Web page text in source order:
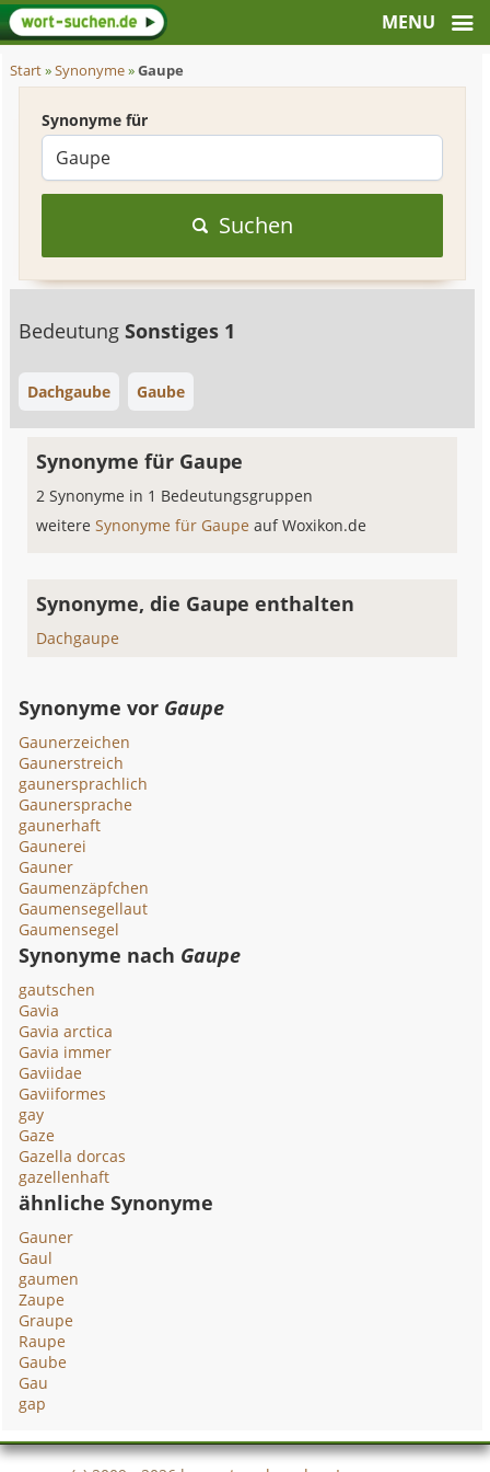
Start»Synonyme»Gaupe
Synonyme für
Suchen
BedeutungSonstiges 1
Dachgaube Gaube
Synonyme für Gaupe
2 Synonyme in 1 Bedeutungsgruppen
weitereSynonyme für Gaupeauf Woxikon.de
Synonyme, die Gaupe enthalten
Dachgaupe
Synonyme vor Gaupe
Gaunerzeichen
Gaunerstreich
gaunersprachlich
Gaunersprache
gaunerhaft
Gaunerei
Gauner
Gaumenzäpfchen
Gaumensegellaut
Gaumensegel
Synonyme nach Gaupe
gautschen
Gavia
Gavia arctica
Gavia immer
Gaviidae
Gaviiformes
gay
Gaze
Gazella dorcas
gazellenhaft
ähnliche Synonyme
Gauner
Gaul
gaumen
Zaupe
Graupe
Raupe
Gaube
Gau
gap